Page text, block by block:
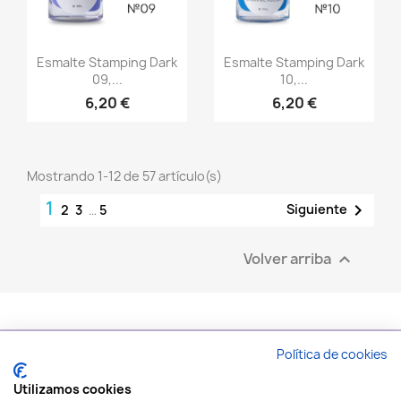
Vista rápida
Esmalte Stamping Dark
09,...
6,20 €
Vista rápida
Esmalte Stamping Dark
10,...
6,20 €
Mostrando 1-12 de 57 artículo(s)
1 2 3 … 5 Siguiente 
Volver arriba 
PRODUCTOS
Política de cookies
Utilizamos cookies